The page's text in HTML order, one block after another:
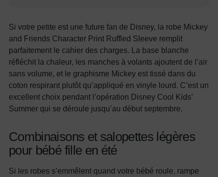
Si votre petite est une future fan de Disney, la robe Mickey
and Friends Character Print Ruffled Sleeve remplit
parfaitement le cahier des charges. La base blanche
réfléchit la chaleur, les manches à volants ajoutent de l’air
sans volume, et le graphisme Mickey est tissé dans du
coton respirant plutôt qu’appliqué en vinyle lourd. C’est un
excellent choix pendant l’opération Disney Cool Kids’
Summer qui se déroule jusqu’au début septembre.
Combinaisons et salopettes légères
pour bébé fille en été
Si les robes s’emmêlent quand votre bébé roule, rampe